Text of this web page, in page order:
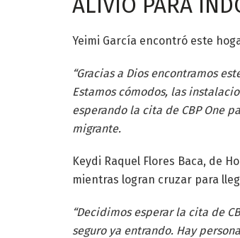
ALIVIO PARA
Yeimi García encontró este
“Gracias a Dios encontramos
Estamos cómodos, las
esperando la cita de CBP One
migrante.
Keydi Raquel Flores Baca, de
mientras logran cruzar para
“Decidimos esperar la cita de
seguro ya entrando. Hay